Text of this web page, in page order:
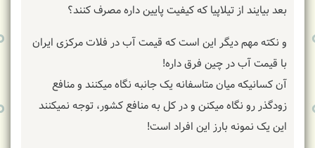
بعد بیایند از تیلاپیا که کیفیت پایین داره مصرف کنند؟
و نکته مهم دیگر این است که قیمت آب در فلات مرکزی ایران
با قیمت آب در چین فرق داره!
آن کسانیکه میان متاسفانه یک جانبه نگاه میکنند و منافع
زودگذر رو نگاه میکنن و در کل به منافع کشور، توجه نمیکنند
این یک نمونه بارز این افراد است!